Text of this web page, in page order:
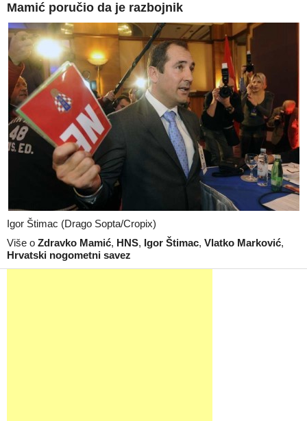
Mamić poručio da je razbojnik
Igor Štimac (Drago Sopta/Cropix)
Više o Zdravko Mamić, HNS, Igor Štimac, Vlatko Marković,
Hrvatski nogometni savez